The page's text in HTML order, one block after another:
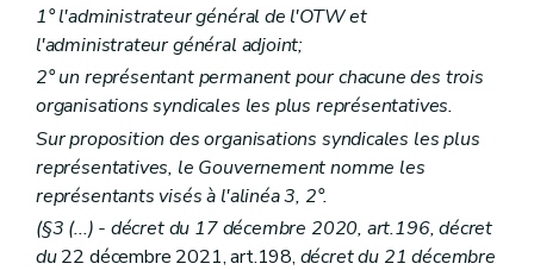
1° l'administrateur général de l'OTW et
l'administrateur général adjoint;
2° un représentant permanent pour chacune des trois
organisations syndicales les plus représentatives.
Sur proposition des organisations syndicales les plus
représentatives, le Gouvernement nomme les
représentants visés à l'alinéa 3, 2°.
(§3 (...) - décret du 17 décembre 2020, art.196, décret
du22 décembre 2021, art.198, décret du 21 décembre